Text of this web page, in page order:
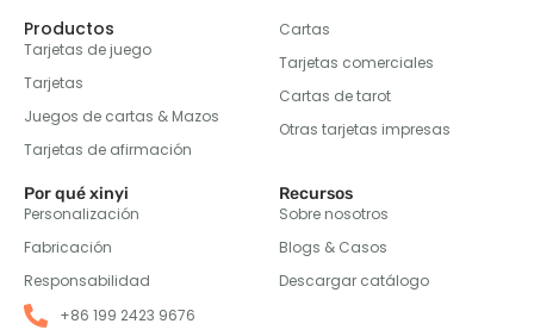
Productos
Tarjetas de juego
Tarjetas
Juegos de cartas & Mazos
Tarjetas de afirmación
Cartas
Tarjetas comerciales
Cartas de tarot
Otras tarjetas impresas
Por qué xinyi
Personalización
Fabricación
Responsabilidad
Recursos
Sobre nosotros
Blogs & Casos
Descargar catálogo
+86 199 2423 9676